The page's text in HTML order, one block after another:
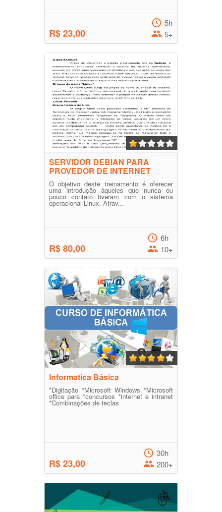
R$ 23,00
5h
5+
SERVIDOR DEBIAN PARA
PROVEDOR DE INTERNET
O objetivo deste treinamento é oferecer
uma introdução àqueles que nunca ou
pouco contato tiveram com o sistema
operacional Linux. Atrav...
R$ 80,00
6h
10+
Informatica Básica
*Digitação *Microsoft Windows *Microsoft
office para *concursos *internet e intranet
*Combinações de teclas
R$ 23,00
30h
200+